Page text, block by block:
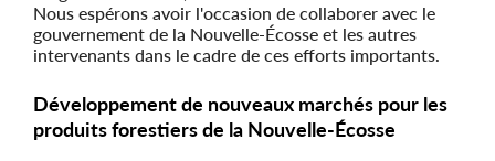
Nous espérons avoir l'occasion de collaborer avec le
gouvernement de la Nouvelle-Écosse et les autres
intervenants dans le cadre de ces efforts importants.
Développement de nouveaux marchés pour les
produits forestiers de la Nouvelle-Écosse